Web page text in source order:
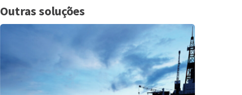
Outras soluções